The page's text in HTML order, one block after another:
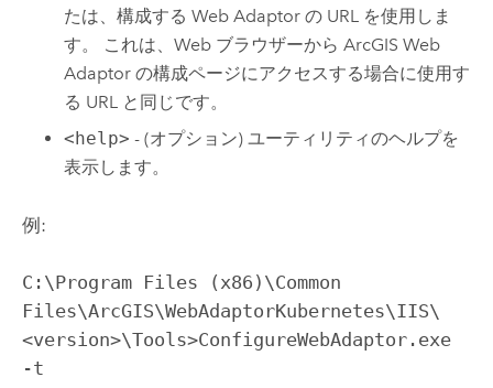
たは、構成する Web Adaptor の URL を使用しま
す。 これは、Web ブラウザーから ArcGIS Web
Adaptor の構成ページにアクセスする場合に使用す
る URL と同じです。
<help> - (オプション) ユーティリティのヘルプを
表示します。
例:
C:\Program Files (x86)\Common
Files\ArcGIS\WebAdaptorKubernetes\IIS\
<version>\Tools>ConfigureWebAdaptor.exe
-t